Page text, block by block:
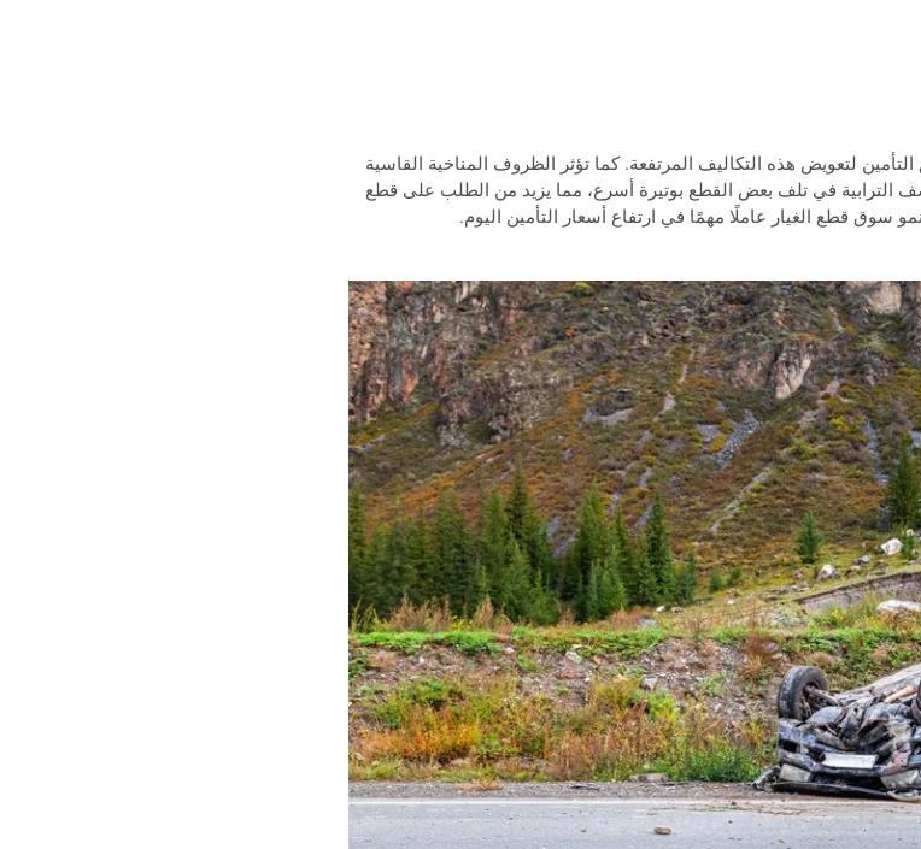
لتعويض هذه التكاليف المرتفعة. كما تؤثر الظروف المناخية القاسية
الترابية في تلف بعض القطع بوتيرة أسرع، مما يزيد من الطلب على قطع
سوق قطع الغيار عاملًا مهمًا في ارتفاع أسعار التأمين اليوم.